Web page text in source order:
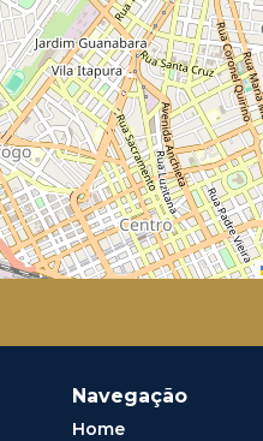
Navegação
Home